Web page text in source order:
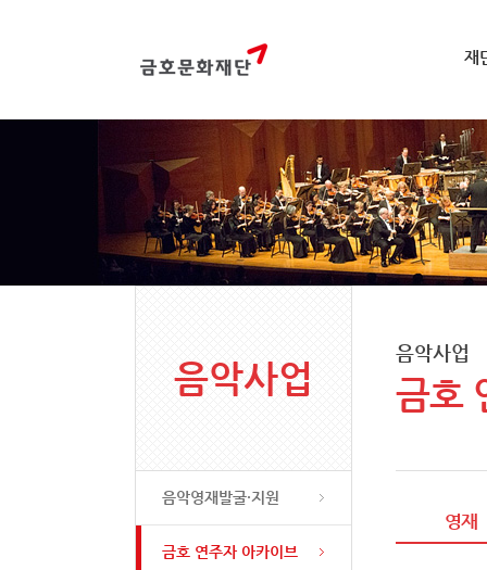
재
음악사업
음악영재발굴·지원
금호 연주자 아카이브
음악사업
금호
영재